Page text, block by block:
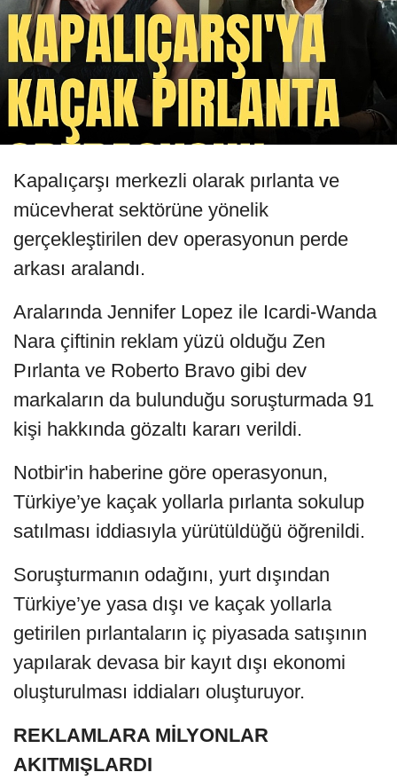
Kapalıçarşı merkezli olarak pırlanta ve
mücevherat sektörüne yönelik
gerçekleştirilen dev operasyonun perde
arkası aralandı.
Aralarında Jennifer Lopez ile Icardi-Wanda
Nara çiftinin reklam yüzü olduğu Zen
Pırlanta ve Roberto Bravo gibi dev
markaların da bulunduğu soruşturmada 91
kişi hakkında gözaltı kararı verildi.
Notbir'in haberine göre operasyonun,
Türkiye’ye kaçak yollarla pırlanta sokulup
satılması iddiasıyla yürütüldüğü öğrenildi.
Soruşturmanın odağını, yurt dışından
Türkiye’ye yasa dışı ve kaçak yollarla
getirilen pırlantaların iç piyasada satışının
yapılarak devasa bir kayıt dışı ekonomi
oluşturulması iddiaları oluşturuyor.
REKLAMLARA MİLYONLAR
AKITMIŞLARDI